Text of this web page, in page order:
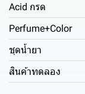
Acid กรด
Perfume+Color
ชุดน้ำยา
สินค้าทดลอง